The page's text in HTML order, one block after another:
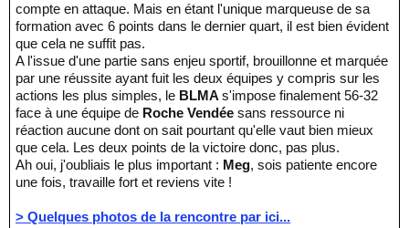
compte en attaque. Mais en étant l'unique marqueuse de sa
formation avec 6 points dans le dernier quart, il est bien évident
que cela ne suffit pas.
A l'issue d'une partie sans enjeu sportif, brouillonne et marquée
par une réussite ayant fuit les deux équipes y compris sur les
actions les plus simples, le BLMA s'impose finalement 56-32
face à une équipe de Roche Vendée sans ressource ni
réaction aucune dont on sait pourtant qu'elle vaut bien mieux
que cela. Les deux points de la victoire donc, pas plus.
Ah oui, j'oubliais le plus important : Meg, sois patiente encore
une fois, travaille fort et reviens vite !
> Quelques photos de la rencontre par ici...